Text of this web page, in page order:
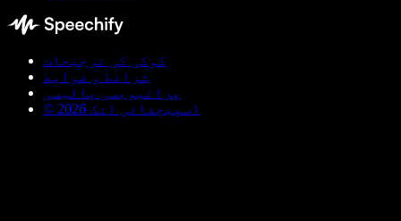
کوکی کی ترجیحات
شرائط و ضوابط
پرائیویسی پالیسی
© اسپیچفائی انک 2026